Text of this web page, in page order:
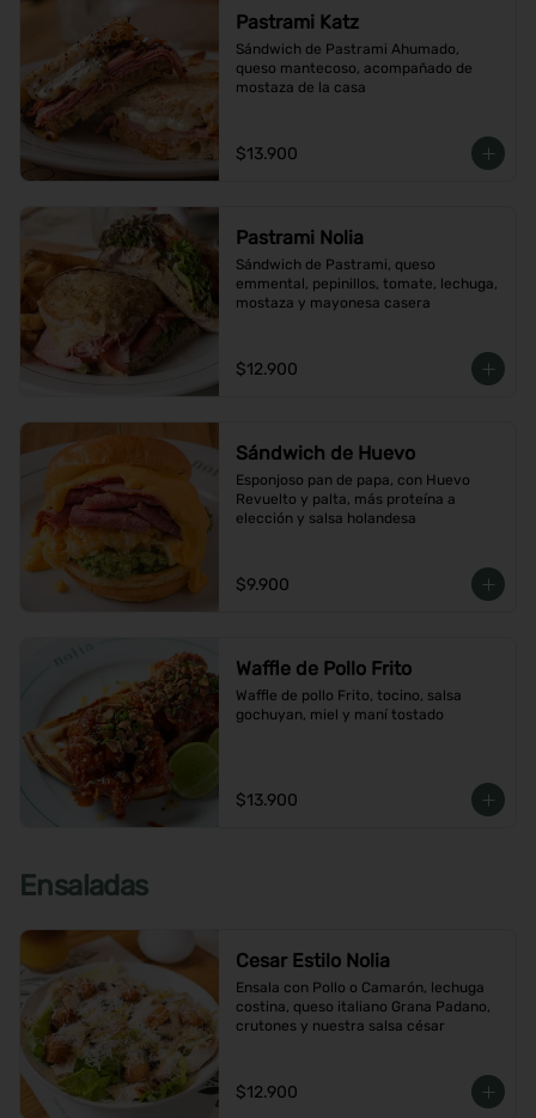
Pastrami Katz
Sándwich de Pastrami Ahumado,
queso mantecoso, acompañado de
mostaza de la casa
$13.900
Pastrami Nolia
Sándwich de Pastrami, queso
emmental, pepinillos, tomate, lechuga,
mostaza y mayonesa casera
$12.900
Sándwich de Huevo
Esponjoso pan de papa, con Huevo
Revuelto y palta, más proteína a
elección y salsa holandesa
$9.900
Waffle de Pollo Frito
Waffle de pollo Frito, tocino, salsa
gochuyan, miel y maní tostado
$13.900
Ensaladas
Cesar Estilo Nolia
Ensala con Pollo o Camarón, lechuga
costina, queso italiano Grana Padano,
crutones y nuestra salsa césar
$12.900